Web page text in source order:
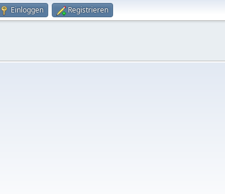
Einloggen Registrieren